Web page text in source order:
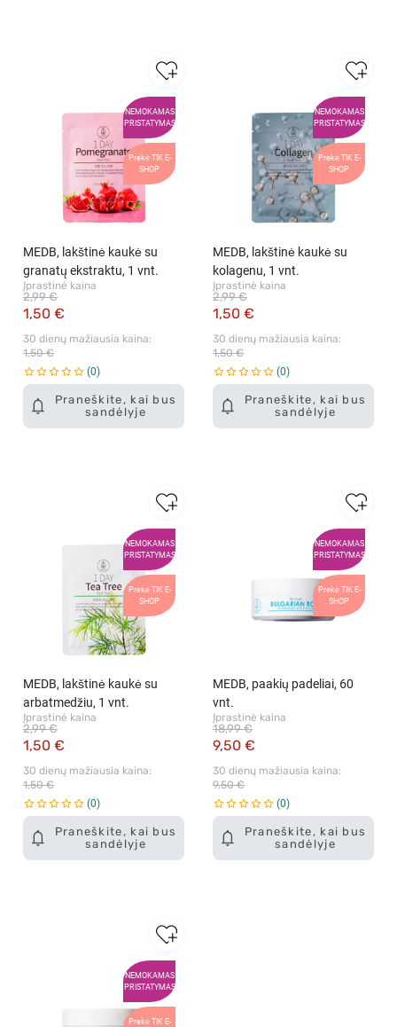
NEMOKAMAS
PRISTATYMAS
Prekė TIK E-
SHOP
Praneškite, kai bus
sandėlyje
MEDB, lakštinė kaukė su
granatų ekstraktu, 1 vnt.
Įprastinė kaina
1,50 €
2,99 €
30 dienų mažiausia kaina:
1,50 €
0
NEMOKAMAS
PRISTATYMAS
Prekė TIK E-
SHOP
Praneškite, kai bus
sandėlyje
MEDB, lakštinė kaukė su
kolagenu, 1 vnt.
Įprastinė kaina
1,50 €
2,99 €
30 dienų mažiausia kaina:
1,50 €
0
NEMOKAMAS
PRISTATYMAS
Prekė TIK E-
SHOP
Praneškite, kai bus
sandėlyje
MEDB, lakštinė kaukė su
arbatmedžiu, 1 vnt.
Įprastinė kaina
1,50 €
2,99 €
30 dienų mažiausia kaina:
1,50 €
0
NEMOKAMAS
PRISTATYMAS
Prekė TIK E-
SHOP
Praneškite, kai bus
sandėlyje
MEDB, paakių padeliai, 60
vnt.
Įprastinė kaina
9,50 €
18,99 €
30 dienų mažiausia kaina:
9,50 €
0
NEMOKAMAS
PRISTATYMAS
Prekė TIK E-